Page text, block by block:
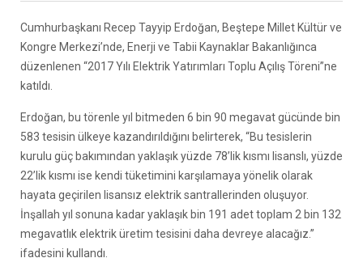
Cumhurbaşkanı Recep Tayyip Erdoğan, Beştepe Millet Kültür ve
Kongre Merkezi’nde, Enerji ve Tabii Kaynaklar Bakanlığınca
düzenlenen “2017 Yılı Elektrik Yatırımları Toplu Açılış Töreni”ne
katıldı.
Erdoğan, bu törenle yıl bitmeden 6 bin 90 megavat gücünde bin
583 tesisin ülkeye kazandırıldığını belirterek, “Bu tesislerin
kurulu güç bakımından yaklaşık yüzde 78’lik kısmı lisanslı, yüzde
22’lik kısmı ise kendi tüketimini karşılamaya yönelik olarak
hayata geçirilen lisansız elektrik santrallerinden oluşuyor.
İnşallah yıl sonuna kadar yaklaşık bin 191 adet toplam 2 bin 132
megavatlık elektrik üretim tesisini daha devreye alacağız.”
ifadesini kullandı.